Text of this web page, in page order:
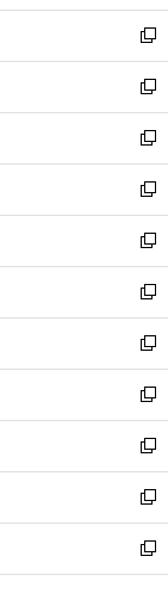
ウ
で
開
く
ン
ド
ウ
で
開
く
新
し
い
ウ
ィ
ン
ド
ウ
で
開
く
新
し
い
ウ
ィ
ン
ド
ウ
で
開
く
新
し
い
ウ
ィ
ン
ド
ウ
で
開
く
新
し
い
ウ
ィ
ン
ド
ウ
で
開
く
新
し
い
ウ
ィ
ン
ド
ウ
で
開
く
新
し
い
ウ
ィ
ン
ド
ウ
で
開
く
新
し
い
ウ
ィ
ン
ド
ウ
で
開
新
し
い
ウ
ィ
ン
ド
ウ
新
し
い
ウ
ィ
ン
新
し
い
ウ
新
し